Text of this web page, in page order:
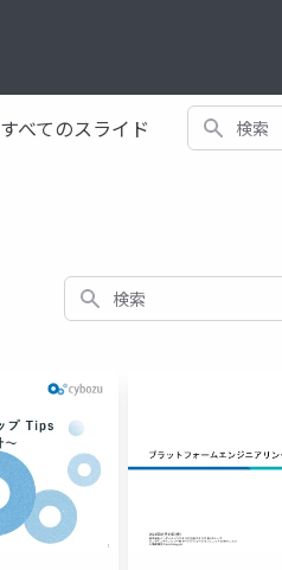
すべてのスライド 検索
検索